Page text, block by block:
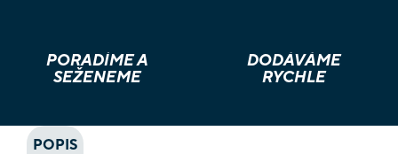
PORADÍME A
SEŽENEME
DODÁVÁME
RYCHLE
POPIS